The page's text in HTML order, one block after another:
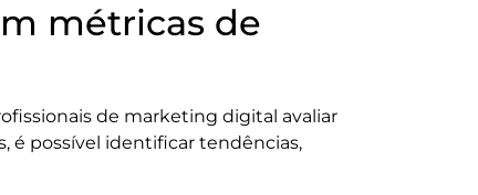
métricas de
de marketing digital avaliar
é possível identificar tendências,